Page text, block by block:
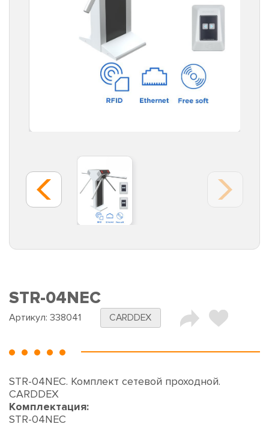
STR-04NEC
Артикул: 338041 CARDDEX
STR-04NEC. Комплект сетевой проходной.
CARDDEX
Комплектация:
STR-04NEC